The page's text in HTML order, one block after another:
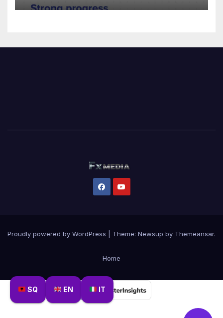
SQ EN IT
Proudly powered by WordPress Theme: Newsup by Themeansar.
Home